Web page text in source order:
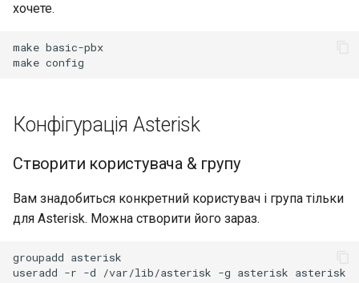
хочете.
make basic-pbx
make
Конфігурація Asterisk
Створити користувача & групу
Вам знадобиться конкретний користувач і група тільки
для Asterisk. Можна створити його зараз.
groupadd asterisk
useradd -r -d /var/lib/asterisk -g asterisk asterisk